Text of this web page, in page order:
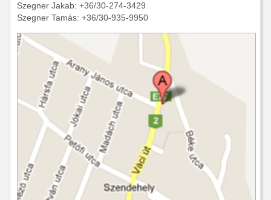
Szegner Jakab: +36/30-274-3429
Szegner Tamás: +36/30-935-9950